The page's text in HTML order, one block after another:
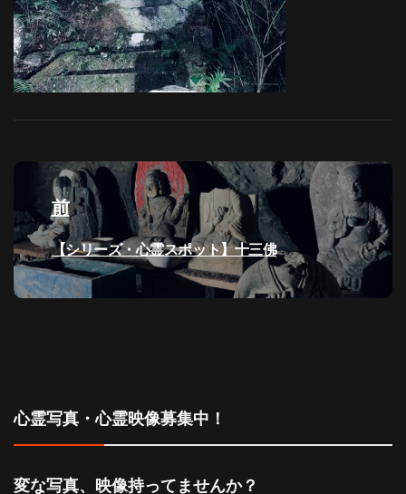
稿
ナ
ビ
シ
ョ
前
過
去
の
【シリーズ・心霊スポット】十三佛
心霊写真・心霊映像募集中！
変な写真、映像持ってませんか？